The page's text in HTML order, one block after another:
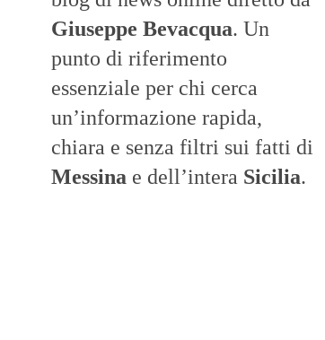
Giuseppe Bevacqua. Un
punto di riferimento
essenziale per chi cerca
un’informazione rapida,
chiara e senza filtri sui fatti di
Messina e dell’intera Sicilia.